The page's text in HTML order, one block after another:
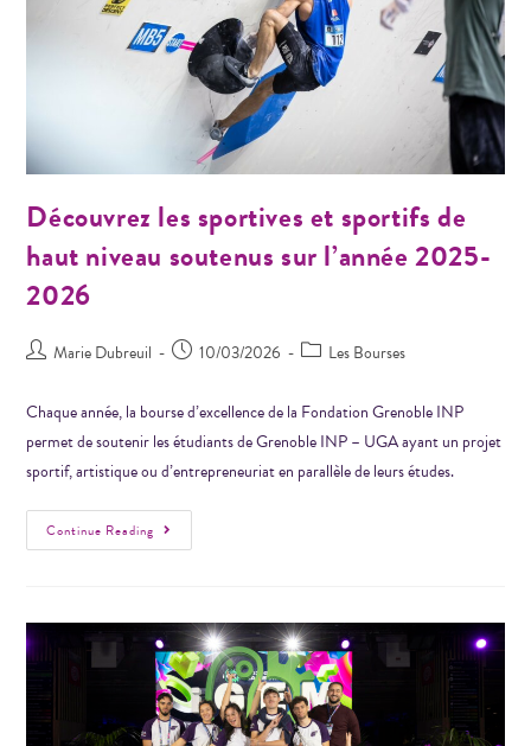
Découvrez les sportives et sportifs de
haut niveau soutenus sur l’année 2025-
2026
Marie Dubreuil 10/03/2026 Les Bourses
Chaque année, la bourse d’excellence de la Fondation Grenoble INP
permet de soutenir les étudiants de Grenoble INP – UGA ayant un projet
sportif, artistique ou d’entrepreneuriat en parallèle de leurs études.
Continue Reading